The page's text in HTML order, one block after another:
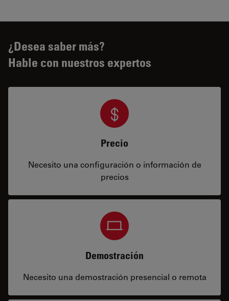
¿Desea saber más?
Hable con nuestros expertos
Precio
Necesito una configuración o información de
precios
Demostración
Necesito una demostración presencial o remota